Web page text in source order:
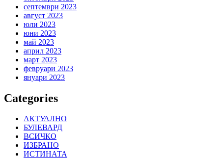
септември 2023
август 2023
юли 2023
юни 2023
май 2023
април 2023
март 2023
февруари 2023
януари 2023
Categories
АКТУАЛНО
БУЛЕВАРД
ВСИЧКО
ИЗБРАНО
ИСТИНАТА